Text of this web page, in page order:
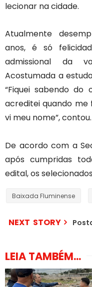
lecionar na cidade.
Atualmente
anos, é só
admissional da
Acostumada a
“Fiquei sabendo do
acreditei quando me
vi meu nome”, contou.
De acordo com a
após cumpridas
edital, os
Baixada Fluminense
NEXT STORY
LEIA TAMBÉM...